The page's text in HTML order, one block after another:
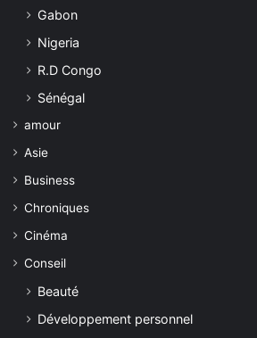
Gabon
Nigeria
R.D Congo
Sénégal
amour
Asie
Business
Chroniques
Cinéma
Conseil
Beauté
Développement personnel